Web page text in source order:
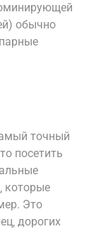
обычно
точный
посетить
которые
Это
дорогих